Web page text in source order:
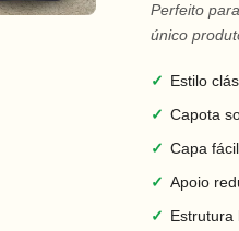
Perfeito
único
✓ Estilo
✓ Capota
✓ Capa
✓ Apoio
✓ Estrutura